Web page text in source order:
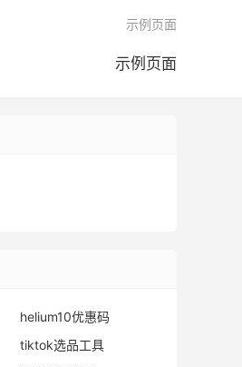
示例页面
示例页面
helium10优惠码
tiktok选品工具